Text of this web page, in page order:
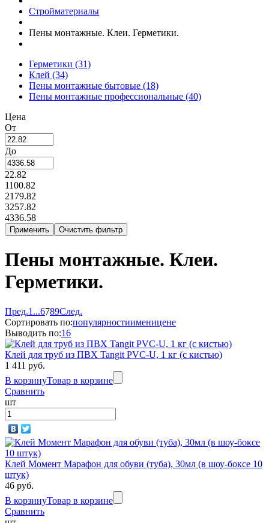
Стройматериалы
Пены монтажные. Клеи. Герметики.
Герметики (31)
Клей (34)
Пены монтажные бытовые (18)
Пены монтажные профессиональные (40)
Цена
От
До
22.82
1100.82
2179.82
3257.82
4336.58
Пены монтажные. Клеи.
Герметики.
Пред.1 ...6789След.
Сортировать по:популярностиименицене
Выводить по:16
Клей для труб из ПВХ Tangit PVC-U, 1 кг (с кистью)
1 411 руб.
В корзинуТовар в корзине
Сравнить
шт
Клей Момент Марафон для обуви (туба), 30мл (в шоу-боксе 10
штук)
46 руб.
В корзинуТовар в корзине
Сравнить